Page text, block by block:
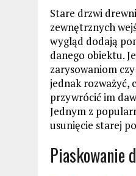
Stare drzwi
zewnętrznych
wygląd dodają
danego obiektu.
zarysowaniom
jednak rozważyć,
przywrócić im
Jednym z
usunięcie starej
Piaskowanie